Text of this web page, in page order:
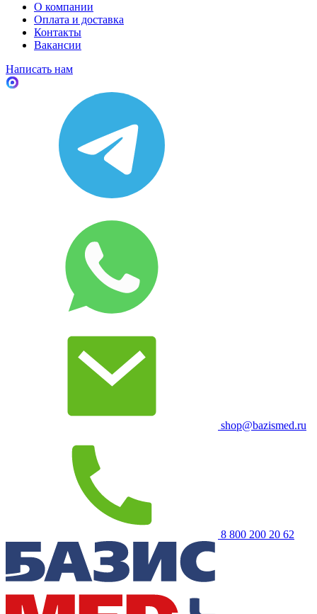
О компании
Оплата и доставка
Контакты
Вакансии
Написать нам
shop@bazismed.ru
8 800 200 20 62